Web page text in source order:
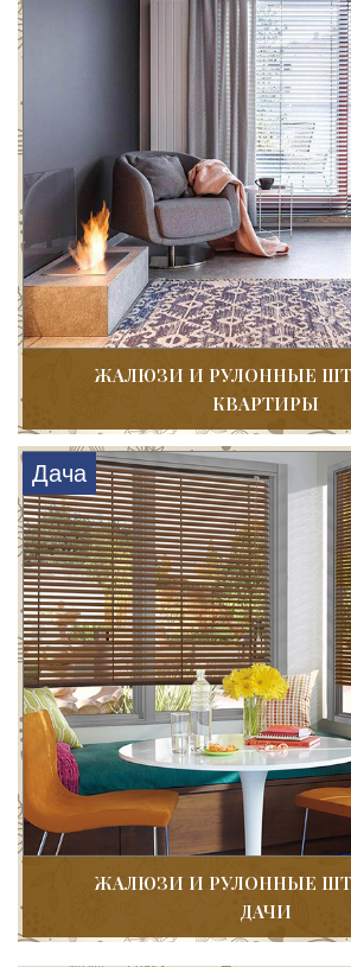
ЖАЛЮЗИ И РУЛОННЫЕ
КВАРТИРЫ
Дача
ЖАЛЮЗИ И РУЛОННЫЕ
ДАЧИ